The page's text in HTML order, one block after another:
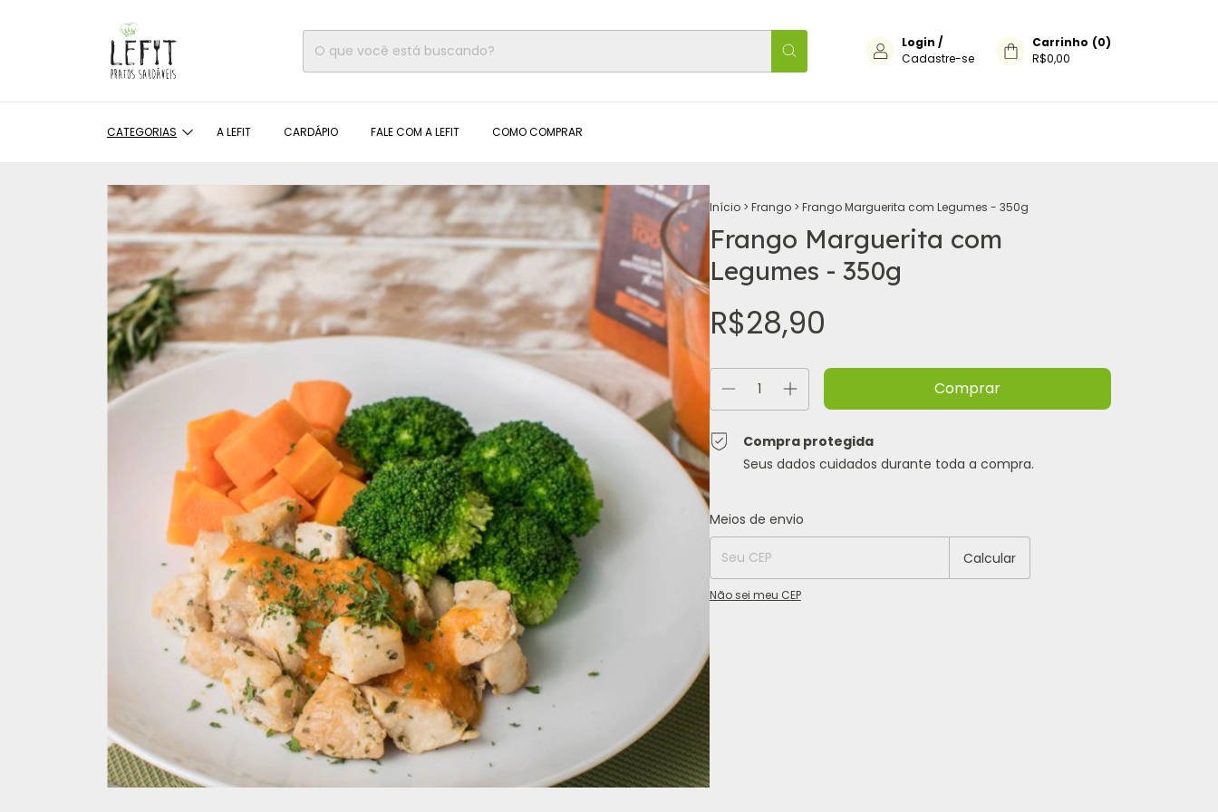
Login /
Cadastre-se
Carrinho (0)
R$0,00
CATEGORIAS A LEFIT CARDÁPIO FALE COM A LEFIT COMO COMPRAR
Início > Frango > Frango Marguerita com Legumes - 350g
Frango Marguerita com
Legumes - 350g
R$28,90
Compra protegida
Seus dados cuidados durante toda a compra.
Entregas para o CEP:
Meios de envio
Calcular
Não sei meu CEP